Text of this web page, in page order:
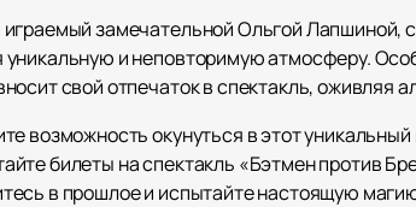
замечательной Ольгой Лапшиной,
уникальную и неповторимую атмосферу.
свой отпечаток в спектакль, оживляя
возможность окунуться в этот
билеты на спектакль «Бэтмен против
в прошлое и испытайте настоящую